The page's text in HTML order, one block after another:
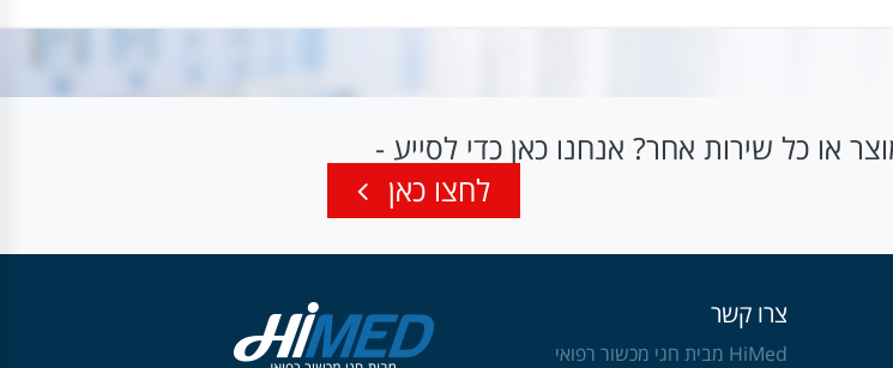
או כל שירות אחר? אנחנו כאן כדי לסייע -
לחצו כאן
צרו קשר
HiMed מבית חגי מכשור רפואי